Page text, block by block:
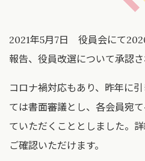
2021年5月7日 役員会にて
報告、役員改選について承認さ
コロナ禍対応もあり、昨年に
ては書面審議とし、各会員宛
ていただくこととしました。
ご確認いただけます。